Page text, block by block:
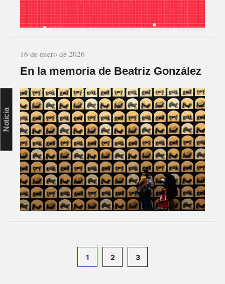
16 de enero de 2026
En la memoria de Beatriz González
Noticia
1 2 3